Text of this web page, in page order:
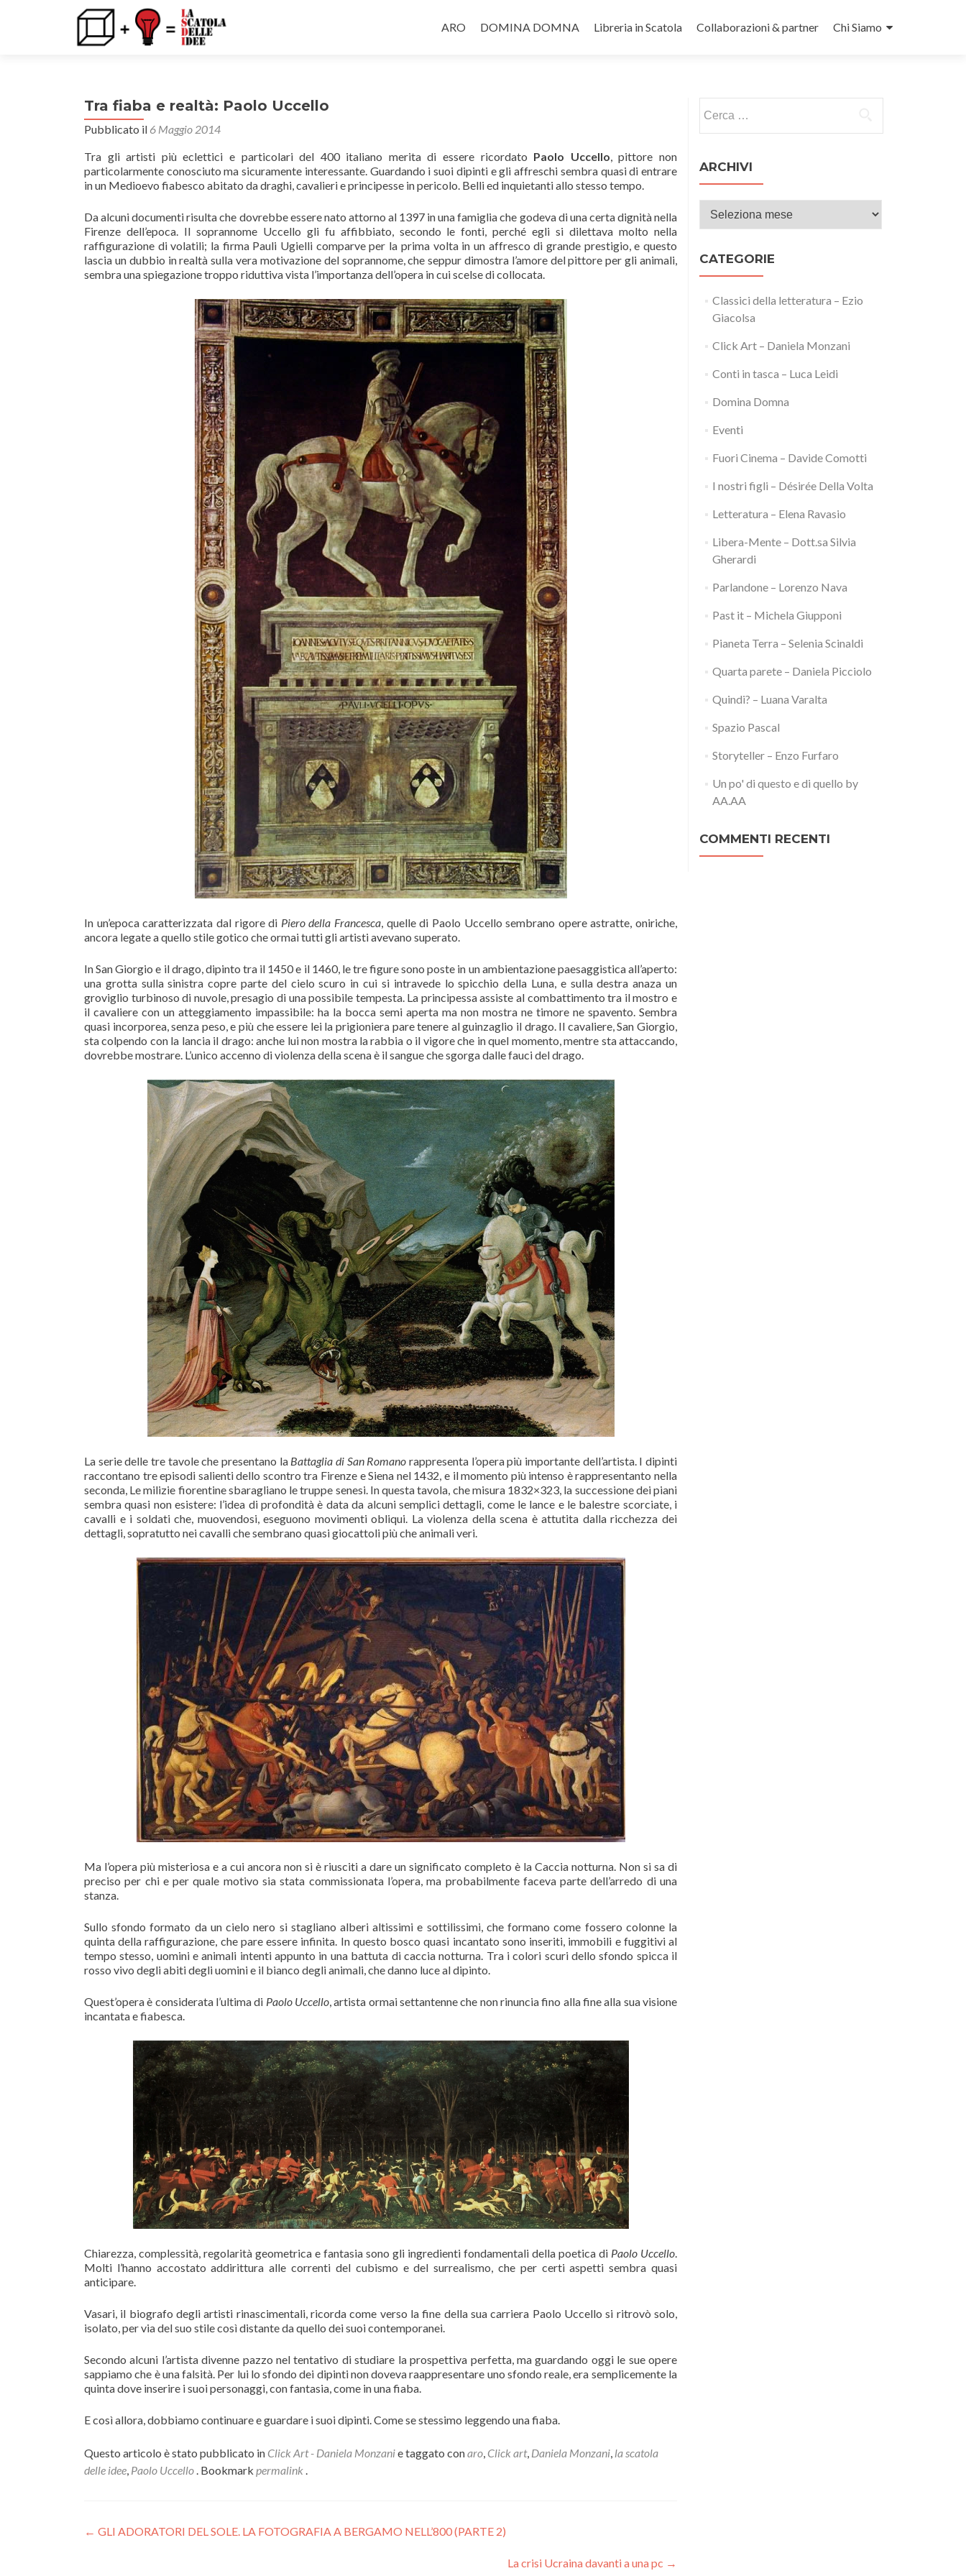
ARO
DOMINA DOMNA Libreria in Scatola Collaborazioni & partner Chi Siamo
Tra fiaba e realtà: Paolo Uccello
Pubblicato il 6 Maggio 2014
Tra gli artisti più eclettici e particolari del 400 italiano merita di essere ricordato Paolo Uccello, pittore non
particolarmente conosciuto ma sicuramente interessante. Guardando i suoi dipinti e gli affreschi sembra quasi di entrare
in un Medioevo fiabesco abitato da draghi, cavalieri e principesse in pericolo. Belli ed inquietanti allo stesso tempo.
Da alcuni documenti risulta che dovrebbe essere nato attorno al 1397 in una famiglia che godeva di una certa dignità nella
Firenze dell’epoca. Il soprannome Uccello gli fu affibbiato, secondo le fonti, perché egli si dilettava molto nella
raffigurazione di volatili; la firma Pauli Ugielli comparve per la prima volta in un affresco di grande prestigio, e questo
lascia un dubbio in realtà sulla vera motivazione del soprannome, che seppur dimostra l’amore del pittore per gli animali,
sembra una spiegazione troppo riduttiva vista l’importanza dell’opera in cui scelse di collocata.
In un’epoca caratterizzata dal rigore di Piero della Francesca, quelle di Paolo Uccello sembrano opere astratte, oniriche,
ancora legate a quello stile gotico che ormai tutti gli artisti avevano superato.
In San Giorgio e il drago, dipinto tra il 1450 e il 1460, le tre figure sono poste in un ambientazione paesaggistica all’aperto:
una grotta sulla sinistra copre parte del cielo scuro in cui si intravede lo spicchio della Luna, e sulla destra anaza un
groviglio turbinoso di nuvole, presagio di una possibile tempesta. La principessa assiste al combattimento tra il mostro e
il cavaliere con un atteggiamento impassibile: ha la bocca semi aperta ma non mostra ne timore ne spavento. Sembra
quasi incorporea, senza peso, e più che essere lei la prigioniera pare tenere al guinzaglio il drago. Il cavaliere, San Giorgio,
sta colpendo con la lancia il drago: anche lui non mostra la rabbia o il vigore che in quel momento, mentre sta attaccando,
dovrebbe mostrare. L’unico accenno di violenza della scena è il sangue che sgorga dalle fauci del drago.
La serie delle tre tavole che presentano la Battaglia di San Romano rappresenta l’opera più importante dell’artista. I dipinti
raccontano tre episodi salienti dello scontro tra Firenze e Siena nel 1432, e il momento più intenso è rappresentanto nella
seconda, Le milizie fiorentine sbaragliano le truppe senesi. In questa tavola, che misura 1832×323, la successione dei piani
sembra quasi non esistere: l’idea di profondità è data da alcuni semplici dettagli, come le lance e le balestre scorciate, i
cavalli e i soldati che, muovendosi, eseguono movimenti obliqui. La violenza della scena è attutita dalla ricchezza dei
dettagli, sopratutto nei cavalli che sembrano quasi giocattoli più che animali veri.
Ma l’opera più misteriosa e a cui ancora non si è riusciti a dare un significato completo è la Caccia notturna. Non si sa di
preciso per chi e per quale motivo sia stata commissionata l’opera, ma probabilmente faceva parte dell’arredo di una
stanza.
Sullo sfondo formato da un cielo nero si stagliano alberi altissimi e sottilissimi, che formano come fossero colonne la
quinta della raffigurazione, che pare essere infinita. In questo bosco quasi incantato sono inseriti, immobili e fuggitivi al
tempo stesso, uomini e animali intenti appunto in una battuta di caccia notturna. Tra i colori scuri dello sfondo spicca il
rosso vivo degli abiti degli uomini e il bianco degli animali, che danno luce al dipinto.
Quest’opera è considerata l’ultima di Paolo Uccello, artista ormai settantenne che non rinuncia fino alla fine alla sua visione
incantata e fiabesca.
Chiarezza, complessità, regolarità geometrica e fantasia sono gli ingredienti fondamentali della poetica di Paolo Uccello.
Molti l’hanno accostato addirittura alle correnti del cubismo e del surrealismo, che per certi aspetti sembra quasi
anticipare.
Vasari, il biografo degli artisti rinascimentali, ricorda come verso la fine della sua carriera Paolo Uccello si ritrovò solo,
isolato, per via del suo stile così distante da quello dei suoi contemporanei.
Secondo alcuni l’artista divenne pazzo nel tentativo di studiare la prospettiva perfetta, ma guardando oggi le sue opere
sappiamo che è una falsità. Per lui lo sfondo dei dipinti non doveva raappresentare uno sfondo reale, era semplicemente la
quinta dove inserire i suoi personaggi, con fantasia, come in una fiaba.
E così allora, dobbiamo continuare e guardare i suoi dipinti. Come se stessimo leggendo una fiaba.
Questo articolo è stato pubblicato in Click Art - Daniela Monzanie taggato conaro, Click art, Daniela Monzani, la scatola
delle idee, Paolo Uccello . Bookmark permalink .
Navigazione articoli
← GLI ADORATORI DEL SOLE. LA FOTOGRAFIA A BERGAMO NELL’800 (PARTE 2)
La crisi Ucraina davanti a una pc →
ARCHIVI
Archivi
CATEGORIE
Classici della letteratura – Ezio
Giacolsa
Click Art – Daniela Monzani
Conti in tasca – Luca Leidi
Domina Domna
Eventi
Fuori Cinema – Davide Comotti
I nostri figli – Désirée Della Volta
Letteratura – Elena Ravasio
Libera-Mente – Dott.sa Silvia
Gherardi
Parlandone – Lorenzo Nava
Past it – Michela Giupponi
Pianeta Terra – Selenia Scinaldi
Quarta parete – Daniela Picciolo
Quindi? – Luana Varalta
Spazio Pascal
Storyteller – Enzo Furfaro
Un po' di questo e di quello by
AA.AA
COMMENTI RECENTI